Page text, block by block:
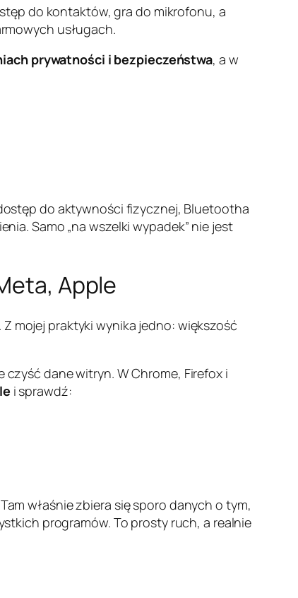
do kontaktów, gra do mikrofonu, a
usługach.
prywatności i bezpieczeństwa, a w
do aktywności fizycznej, Bluetootha
Samo „na wszelki wypadek” nie jest
Apple
mojej praktyki wynika jedno: większość
dane witryn. W Chrome, Firefox i
i sprawdź:
właśnie zbiera się sporo danych o tym,
programów. To prosty ruch, a realnie